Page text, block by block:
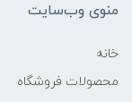
منوی وب‌سایت
خانه
محصولات فروشگاه